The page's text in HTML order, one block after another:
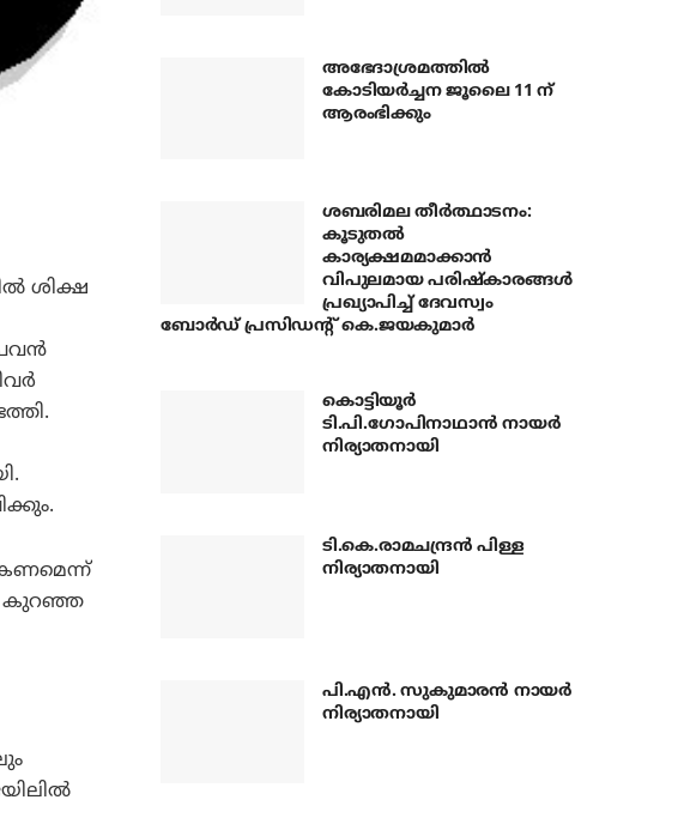
ശിക്ഷ
കുറഞ്ഞ
അഭേദാശ്രമത്തില്‍
കോടിയര്‍ച്ചന ജൂലൈ 11 ന്
ആരംഭിക്കും
ശബരിമല തീര്‍ത്ഥാടനം:
കൂടുതല്‍
കാര്യക്ഷമമാക്കാന്‍
വിപുലമായ പരിഷ്‌കാരങ്ങള്‍
പ്രഖ്യാപിച്ച് ദേവസ്വം
ബോര്‍ഡ് പ്രസിഡന്റ് കെ.ജയകുമാര്‍
കൊട്ടിയൂര്‍
ടി.പി.ഗോപിനാഥാന്‍ നായര്‍
നിര്യാതനായി
ടി.കെ.രാമചന്ദ്രന്‍ പിള്ള
നിര്യാതനായി
പി.എന്‍. സുകുമാരന്‍ നായര്‍
നിര്യാതനായി